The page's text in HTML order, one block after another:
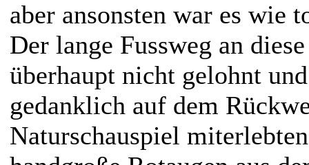
aber ansonsten war es wie
Der lange Fussweg an
überhaupt nicht gelohnt
gedanklich auf dem
Naturschauspiel